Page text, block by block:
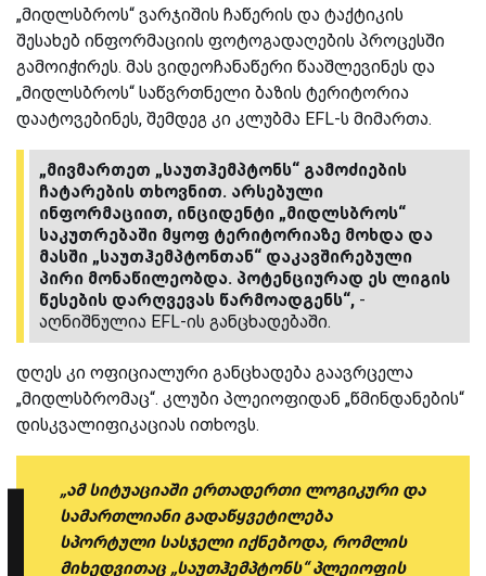
„მიდლსბროს“ ვარჯიშის ჩაწერის და ტაქტიკის
შესახებ ინფორმაციის ფოტოგადაღების პროცესში
გამოიჭირეს. მას ვიდეოჩანაწერი წააშლევინეს და
„მიდლსბროს“ საწვრთნელი ბაზის ტერიტორია
დაატოვებინეს, შემდეგ კი კლუბმა EFL-ს მიმართა.
„მივმართეთ „საუთჰემპტონს“ გამოძიების
ჩატარების თხოვნით. არსებული
ინფორმაციით, ინციდენტი „მიდლსბროს“
საკუთრებაში მყოფ ტერიტორიაზე მოხდა და
მასში „საუთჰემპტონთან“ დაკავშირებული
პირი მონაწილეობდა. პოტენციურად ეს ლიგის
წესების დარღვევას წარმოადგენს“, -
აღნიშნულია EFL-ის განცხადებაში.
დღეს კი ოფიციალური განცხადება გაავრცელა
„მიდლსბრომაც“. კლუბი პლეიოფიდან „წმინდანების“
დისკვალიფიკაციას ითხოვს.
„ამ სიტუაციაში ერთადერთი ლოგიკური და
სამართლიანი გადაწყვეტილება
სპორტული სასჯელი იქნებოდა, რომლის
მიხედვითაც „საუთჰემპტონს“ პლეიოფის